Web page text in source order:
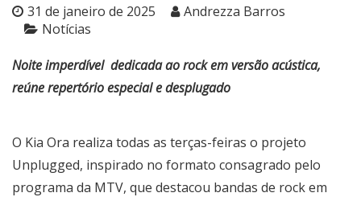
31 de janeiro de 2025
Andrezza Barros
Notícias
Noite imperdível dedicada ao rock em versão acústica,
reúne repertório especial e desplugado
O Kia Ora realiza todas as terças-feiras o projeto
Unplugged, inspirado no formato consagrado pelo
programa da MTV, que destacou bandas de rock em